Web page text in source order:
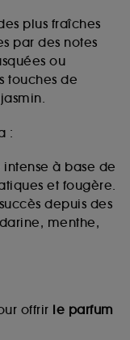
plus fraîches
par des notes
ou
touches de
:
à base de
et fougère.
depuis des
menthe,
offrir le parfum